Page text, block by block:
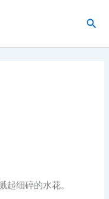
搜
起细碎的水花。